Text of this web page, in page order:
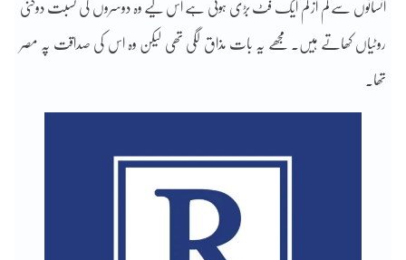
انسانوں سے کم از کم ایک فٹ بڑی ہوتی ہے اس لیے وہ دوسروں کی نسبت دوگنی
روٹیاں کھاتے ہیں۔ مجھے یہ بات مذاق لگی تھی لیکن وہ اس کی صداقت پہ مصر
تھا۔